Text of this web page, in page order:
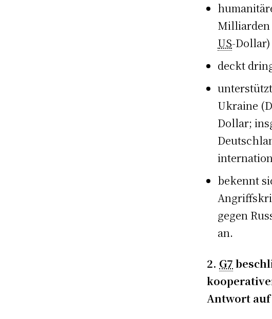
Milliarden
US-Dollar)
deckt
Ukraine
Dollar;
bekennt
gegen
an.
2. G7
Antwort